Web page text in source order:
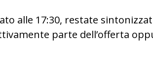
alle 17:30, restate
parte dell’offerta